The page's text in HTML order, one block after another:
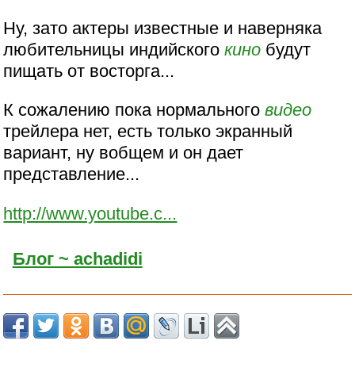
Ну, зато актеры известные и наверняка
любительницы индийскогокино будут
пищать от восторга...
К сожалению пока нормальноговидео
трейлера нет, есть только экранный
вариант, ну вобщем и он дает
представление...
http://www.youtube.c...
Блог ~ achadidi